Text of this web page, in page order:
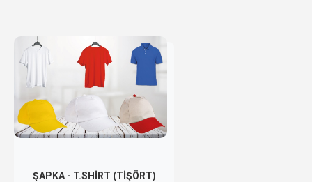
ŞAPKA - T.SHİRT (TİŞÖRT)